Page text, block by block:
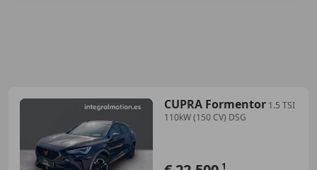
CUPRA Formentor 1.5 TSI
110kW (150 CV) DSG
1